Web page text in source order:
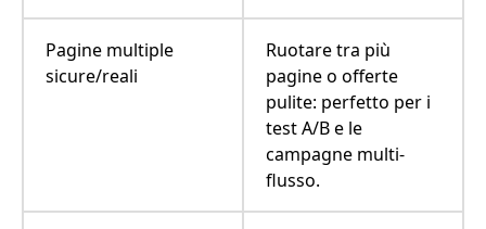
Pagine multiple
sicure/reali
Ruotare tra più
pagine o offerte
pulite: perfetto per i
test A/B e le
campagne multi-
flusso.